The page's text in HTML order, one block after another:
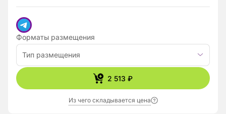
Форматы размещения
Тип размещения
2 513 ₽
Из чего складывается цена